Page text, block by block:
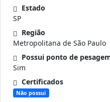
Estado
SP
Região
Metropolitana de São Paulo
Possui ponto de
Sim
Certificados
Não possui